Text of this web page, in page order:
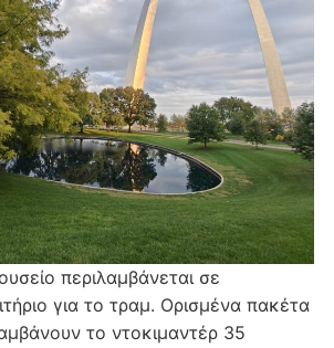
περιλαμβάνεται σε
για το τραμ. Ορισμένα πακέτα
το ντοκιμαντέρ 35